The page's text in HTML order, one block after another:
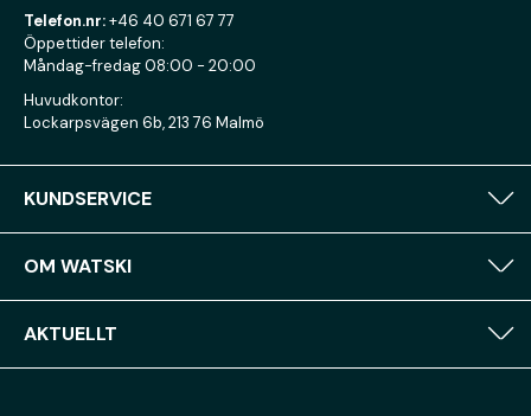
Telefon.nr:+46 40 671 67 77
Öppettider telefon:
Måndag-fredag 08:00 - 20:00
Huvudkontor:
Lockarpsvägen 6b, 213 76 Malmö
KUNDSERVICE
OM WATSKI
AKTUELLT